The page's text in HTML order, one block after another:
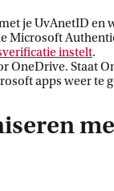
je UvAnetID en
Microsoft
instelt.
OneDrive. Staat
apps weer te